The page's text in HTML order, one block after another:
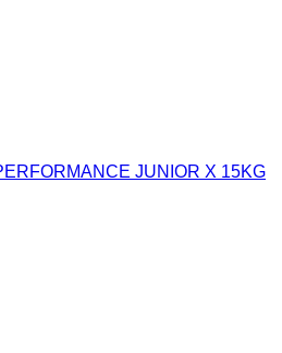
JUNIOR X 15KG